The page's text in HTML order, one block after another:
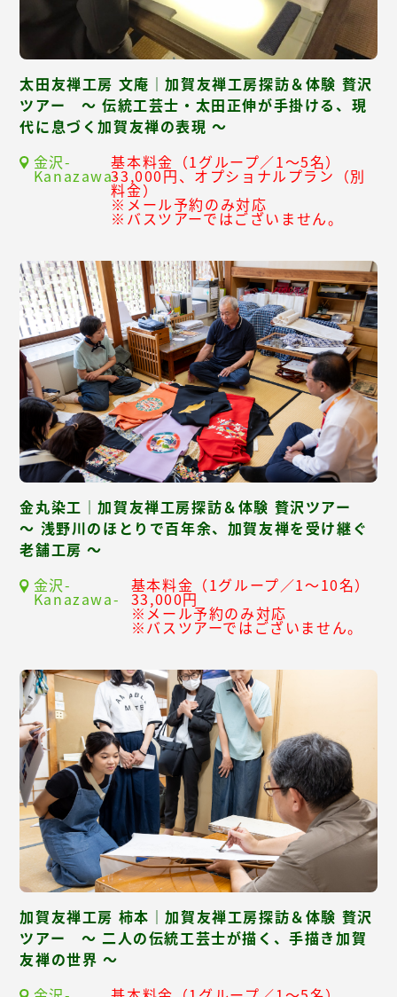
太田友禅工房 文庵｜加賀友禅工房探訪＆体験 贅沢
ツアー ～ 伝統工芸士・太田正伸が手掛ける、現
代に息づく加賀友禅の表現 ～
金沢-
Kanazawa-
基本料金（1グループ／1～5名）
33,000円、オプショナルプラン（別
料金）
※メール予約のみ対応
※バスツアーではございません。
金丸染工｜加賀友禅工房探訪＆体験 贅沢ツアー
～ 浅野川のほとりで百年余、加賀友禅を受け継ぐ
老舗工房 ～
金沢-
Kanazawa-
基本料金（1グループ／1～10名）
33,000円
※メール予約のみ対応
※バスツアーではございません。
加賀友禅工房 柿本｜加賀友禅工房探訪＆体験 贅沢
ツアー ～ 二人の伝統工芸士が描く、手描き加賀
友禅の世界 ～